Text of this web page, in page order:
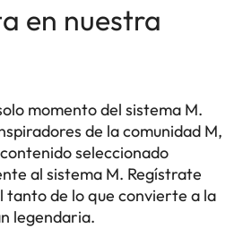
en nuestra
momento del sistema M.
de la comunidad M,
seleccionado
al sistema M. Regístrate
tanto de lo que convierte a la
legendaria.